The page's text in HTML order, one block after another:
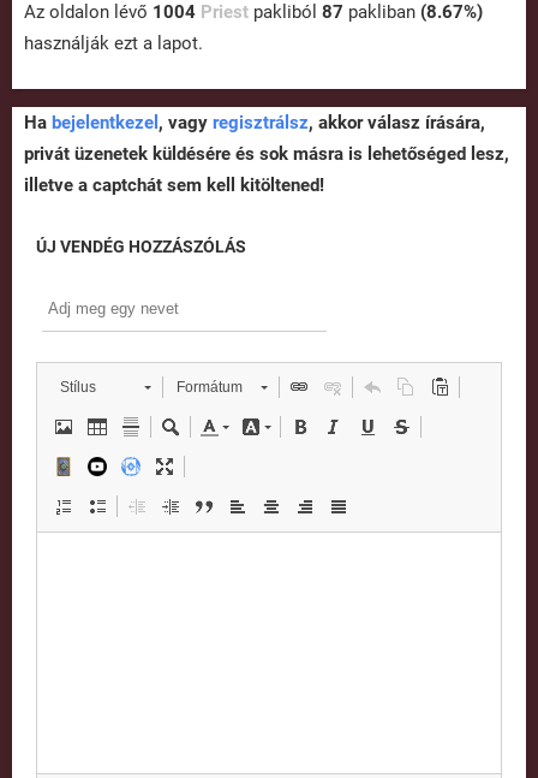
Az oldalon lévő 1004 Priest pakliból 87 pakliban (8.67%)
használják ezt a lapot.
Ha bejelentkezel , vagy regisztrálsz, akkor válasz írására,
privát üzenetek küldésére és sok másra is lehetőséged lesz,
illetve a captchát sem kell kitöltened!
ÚJ VENDÉG HOZZÁSZÓLÁS
Stílus Formátum